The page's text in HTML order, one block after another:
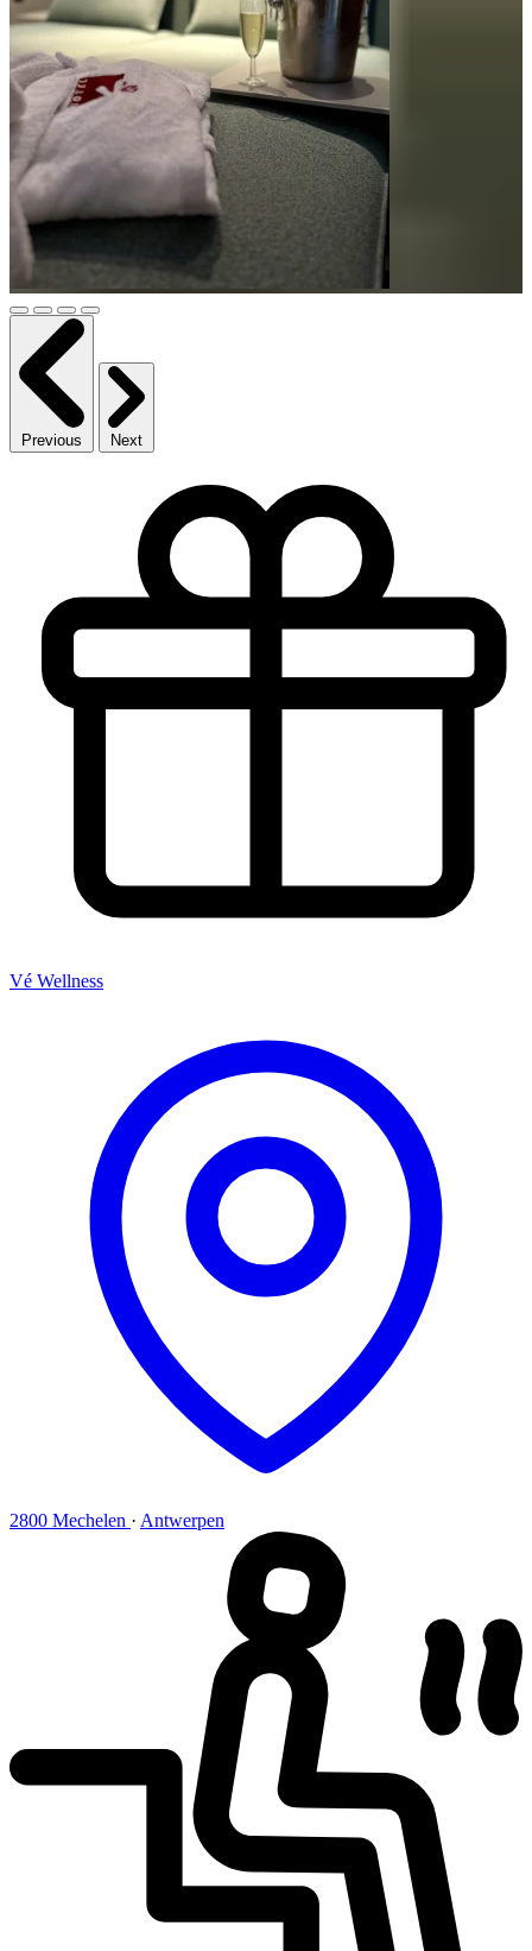
Previous Next
Vé Wellness
2800 Mechelen · Antwerpen